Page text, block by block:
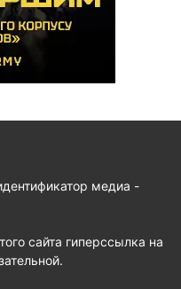
медиа -
сайта гиперссылка на